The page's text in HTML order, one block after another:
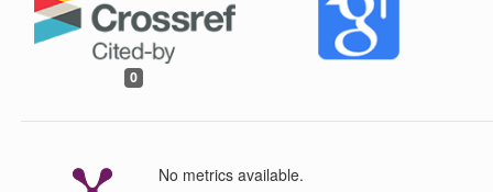
0
No metrics available.